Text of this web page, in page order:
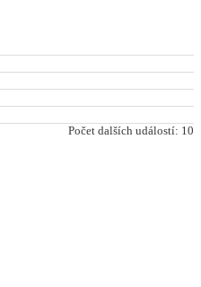
Počet dalších událostí: 10